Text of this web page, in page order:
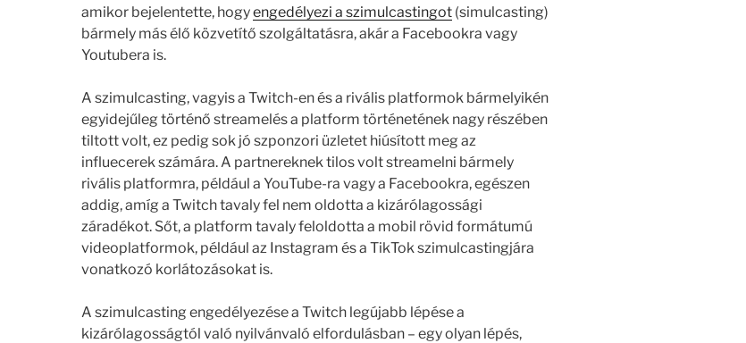
amikor bejelentette, hogyengedélyezi a szimulcastingot(simulcasting)
bármely más élő közvetítő szolgáltatásra, akár a Facebookra vagy
Youtubera is.
A szimulcasting, vagyis a Twitch-en és a rivális platformok bármelyikén
egyidejűleg történő streamelés a platform történetének nagy részében
tiltott volt, ez pedig sok jó szponzori üzletet hiúsított meg az
influecerek számára. A partnereknek tilos volt streamelni bármely
rivális platformra, például a YouTube-ra vagy a Facebookra, egészen
addig, amíg a Twitch tavaly fel nem oldotta a kizárólagossági
záradékot. Sőt, a platform tavaly feloldotta a mobil rövid formátumú
videoplatformok, például az Instagram és a TikTok szimulcastingjára
vonatkozó korlátozásokat is.
A szimulcasting engedélyezése a Twitch legújabb lépése a
kizárólagosságtól való nyilvánvaló elfordulásban – egy olyan lépés,